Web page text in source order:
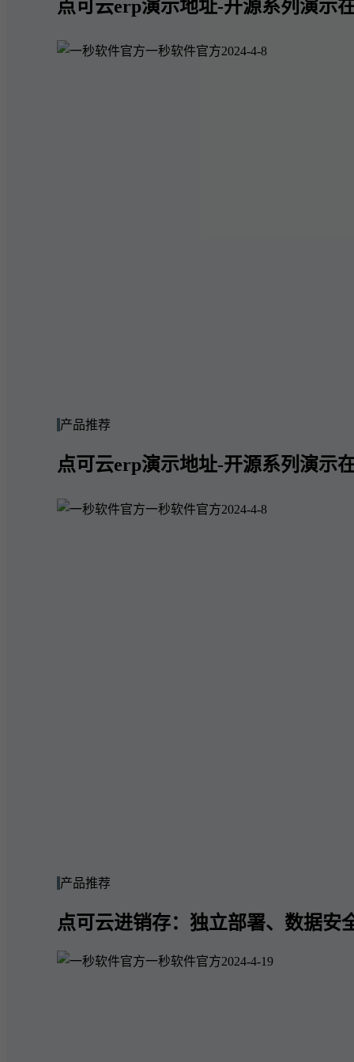
点可云erp演示地址-开源系列演示
一秒软件官方2024-4-8
产品推荐
点可云erp演示地址-开源系列演示
一秒软件官方2024-4-8
产品推荐
点可云进销存：独立部署、数据安
一秒软件官方2024-4-19